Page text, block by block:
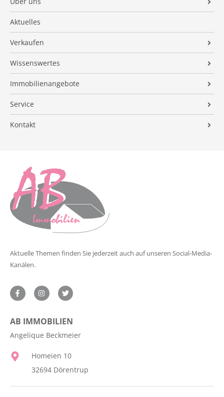
AB Immobilien
Qualifikationen
Kundenmeinungen
Aktuelles
Verkaufen
Makleralleinauftrag
Preisermittlung
Verkaufsvorbereitung
Nachbetreuung
Tipps für Privatverkäufer
Referenzobjekte
Verkaufsanfrage
Wissenswertes
AB IMMO-NEWS
Immobilien ABC
Immobilienangebote
Alle Immobilienangebote
Finanzierung
Service
Immobilienvermittlung
Formulare
Kontakt
Aktuelle Themen finden Sie jederzeit auch auf unseren Social-Media-
Kanälen.
AB IMMOBILIEN
Angelique Beckmeier
Homeien 10
32694 Dörentrup